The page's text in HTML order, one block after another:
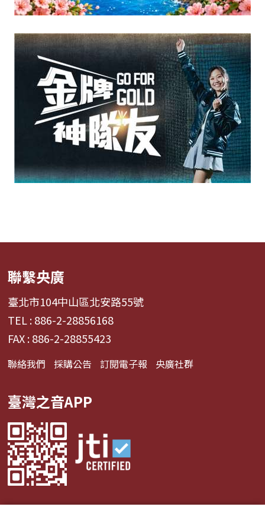
聯繫央廣
臺北市104中山區北安路55號
TEL : 886-2-28856168
FAX : 886-2-28855423
聯絡我們 採購公告 訂閱電子報 央廣社群
臺灣之音APP